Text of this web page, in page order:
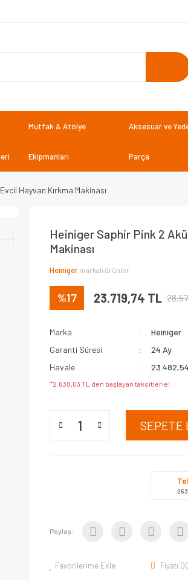
Mutfak & Atölye
Ekipmanları
Aksesuar ve
Parça
Hayvan Kırkma Makinası
Heiniger Saphir Pink 2
Makinası
Heiniger markalı ürünler
%17 23.719,74 TL
Marka
Heiniger
Garanti Süresi
24 Ay
Havale
*2.638,03 TL den başlayan taksitlerle!
SEPETE
Paylaş:
Favorilerime Ekle Fiyatı